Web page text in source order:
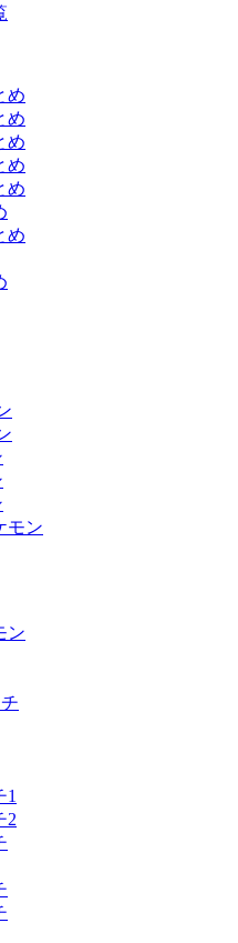
め
め
め
め
め
め
モン
ン
1
2